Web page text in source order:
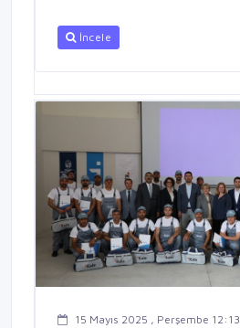
İncele
15 Mayıs 2025 , Perşembe 12:13